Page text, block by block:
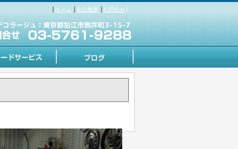
ホーム 会社概要 お問合せ